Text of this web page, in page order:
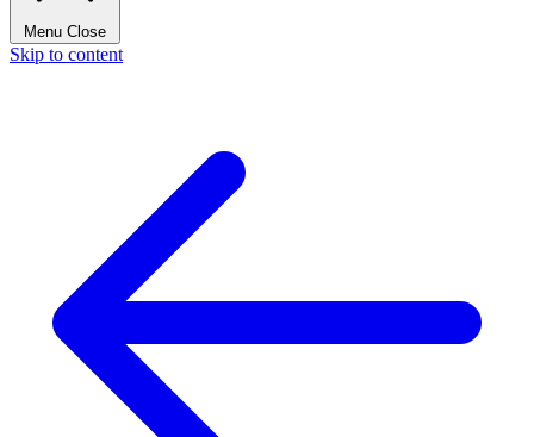
Menu Close
Skip to content